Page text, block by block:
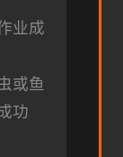
业成
或鱼
功